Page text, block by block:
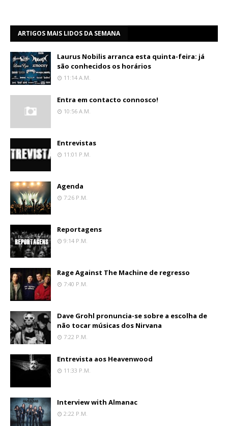
ARTIGOS MAIS LIDOS DA SEMANA
Laurus Nobilis arranca esta quinta-feira: já
são conhecidos os horários
11:14 A.m.
Entra em contacto connosco!
10:56 A.m.
Entrevistas
11:01 P.m.
Agenda
7:26 P.m.
Reportagens
9:14 P.m.
Rage Against The Machine de regresso
7:40 P.m.
Dave Grohl pronuncia-se sobre a escolha de
não tocar músicas dos Nirvana
7:22 P.m.
Entrevista aos Heavenwood
11:33 P.m.
Interview with Almanac
2:22 P.m.